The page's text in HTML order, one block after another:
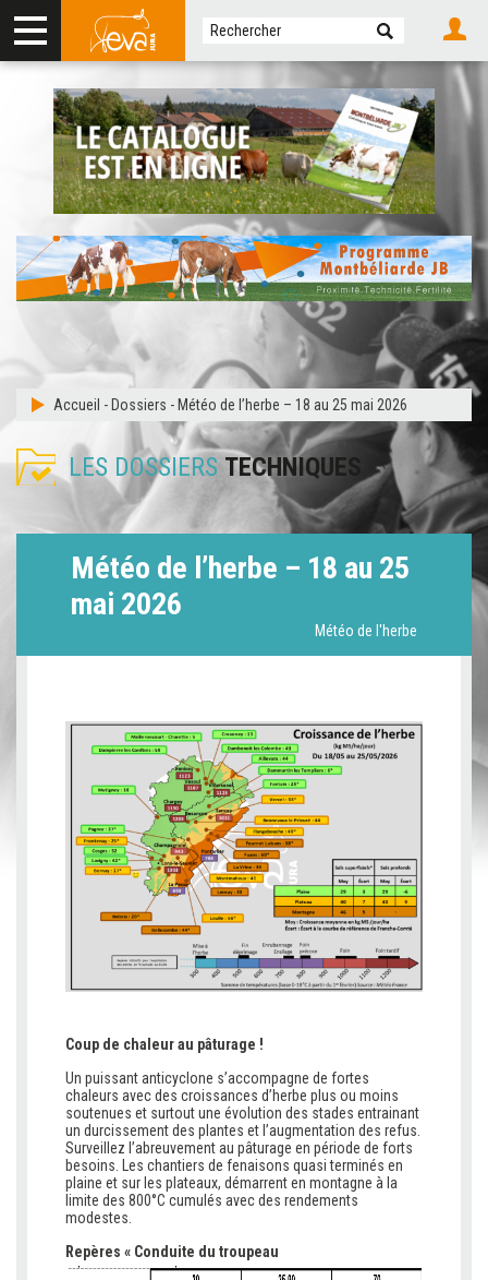
Accueil - Dossiers - Météo de l’herbe – 18 au 25 mai 2026
LES DOSSIERS TECHNIQUES
Météo de l’herbe – 18 au 25
mai 2026
Météo de l'herbe
Coup de chaleur au pâturage !
Un puissant anticyclone s’accompagne de fortes
chaleurs avec des croissances d’herbe plus ou moins
soutenues et surtout une évolution des stades entrainant
un durcissement des plantes et l’augmentation des refus.
Surveillez l’abreuvement au pâturage en période de forts
besoins. Les chantiers de fenaisons quasi terminés en
plaine et sur les plateaux, démarrent en montagne à la
limite des 800°C cumulés avec des rendements
modestes.
Repères « Conduite du troupeau